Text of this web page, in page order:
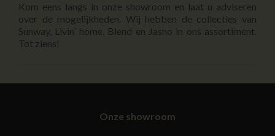
Kom eens langs in onze showroom en laat u adviseren
over de mogelijkheden. Wij hebben de collecties van
Sunway, Livin’ home, Blend en Jasno in ons assortiment.
Tot ziens!
Onze showroom